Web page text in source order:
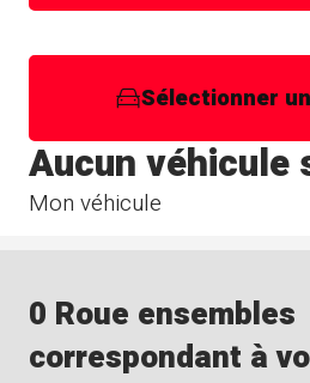
Sélectionner
Mon véhicule
Aucun véhicule
0 Roue ensembles
correspondant à